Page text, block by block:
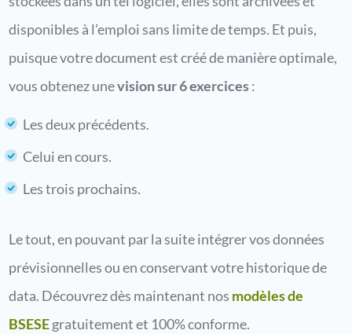
disponibles à l’emploi sans limite de temps. Et puis,
puisque votre document est créé de manière optimale,
vous obtenez unevision sur 6 exercices:
Les deux précédents.
Celui en cours.
Les trois prochains.
Le tout, en pouvant par la suite intégrer vos données
prévisionnelles ou en conservant votre historique de
data. Découvrez dès maintenant nos modèles de
BSESEgratuitement et 100% conforme.